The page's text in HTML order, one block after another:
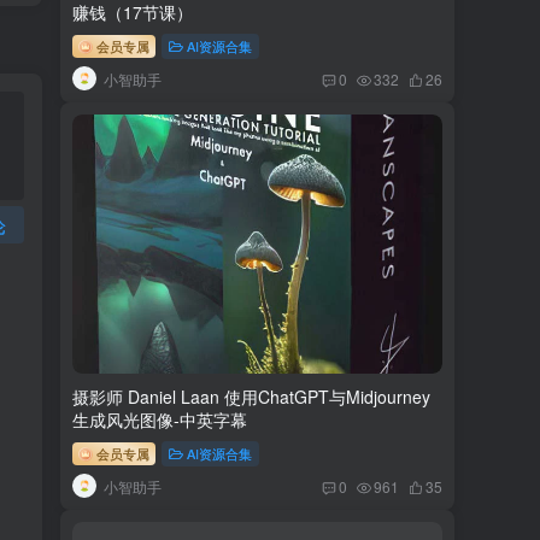
赚钱（17节课）
会员专属 AI资源合集
小智助手 0 332 26
摄影师 Daniel Laan 使用ChatGPT与Midjourney
生成风光图像-中英字幕
会员专属 AI资源合集
小智助手 0 961 35